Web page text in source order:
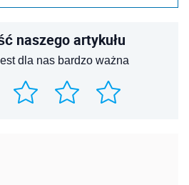
naszego artykułu
dla nas bardzo ważna